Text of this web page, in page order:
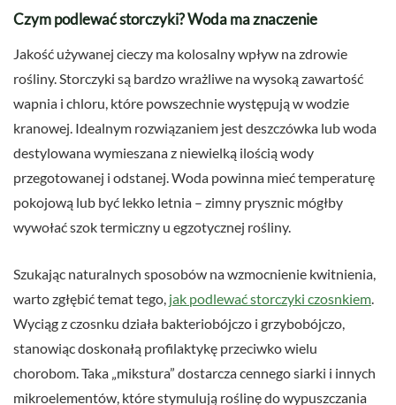
Czym podlewać storczyki? Woda ma znaczenie
Jakość używanej cieczy ma kolosalny wpływ na zdrowie
rośliny. Storczyki są bardzo wrażliwe na wysoką zawartość
wapnia i chloru, które powszechnie występują w wodzie
kranowej. Idealnym rozwiązaniem jest deszczówka lub woda
destylowana wymieszana z niewielką ilością wody
przegotowanej i odstanej. Woda powinna mieć temperaturę
pokojową lub być lekko letnia – zimny prysznic mógłby
wywołać szok termiczny u egzotycznej rośliny.
Szukając naturalnych sposobów na wzmocnienie kwitnienia,
warto zgłębić temat tego, jak podlewać storczyki czosnkiem
Wyciąg z czosnku działa bakteriobójczo i grzybobójczo,
stanowiąc doskonałą profilaktykę przeciwko wielu
chorobom. Taka „mikstura” dostarcza cennego siarki i innych
mikroelementów, które stymulują roślinę do wypuszczania